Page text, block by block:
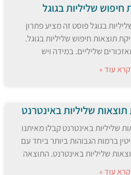
שליליות בגוגל
בגוגל פוסט זה מציע פתרון
תוצאות חיפוש שליליות בגוגל.
שליליים. במידה ויש
קרא עוד »
תוצאות שליליות באינטרנט
שליליות באינטרנט קבלו מאיתנו
ברמות הגבוהות ביותר ביחד עם
שליליות באינטרנט. התוצאה
קרא עוד »